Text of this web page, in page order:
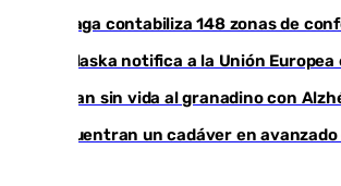
Málaga contabiliza 148 zonas de
Marlaska notifica a la Unión
Hallan sin vida al granadino con
Encuentran un cadáver en